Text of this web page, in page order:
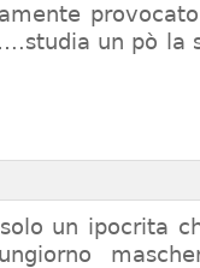
un pò la
un ipocrita